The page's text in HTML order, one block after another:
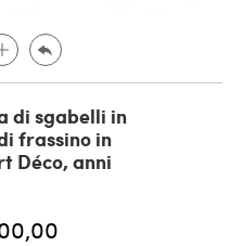
di sgabelli in
frassino in
Déco, anni